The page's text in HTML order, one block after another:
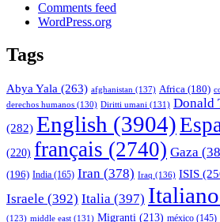
Comments feed
WordPress.org
Tags
Abya Yala (263) afghanistan (137) Africa (180)
derechos humanos (130) Diritti umani (131) Donald
(282) English (3904)
(220) français (2740) Gaza
(196) India (165) Iran (378) Iraq (136) ISIS
Israele (392) Italia (397) Italiano
(123) middle east (131) Migranti (213) méxico (145)